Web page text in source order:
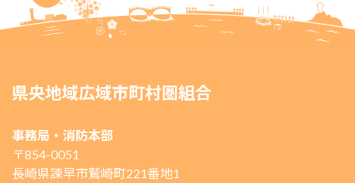
県央地域広域市町村圏組合
事務局・消防本部
〒854-0051
長崎県諫早市鷲崎町221番地1